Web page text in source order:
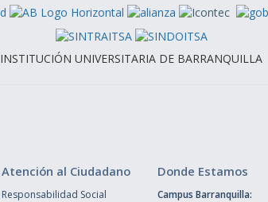
INSTITUCIÓN UNIVERSITARIA DE BARRANQUILLA
Atención al Ciudadano
Responsabilidad Social
Donde Estamos
Campus Barranquilla: